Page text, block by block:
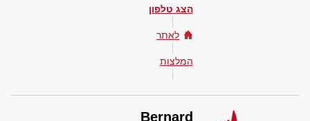
הצג טלפון
לאתר
המלצות
Bernard